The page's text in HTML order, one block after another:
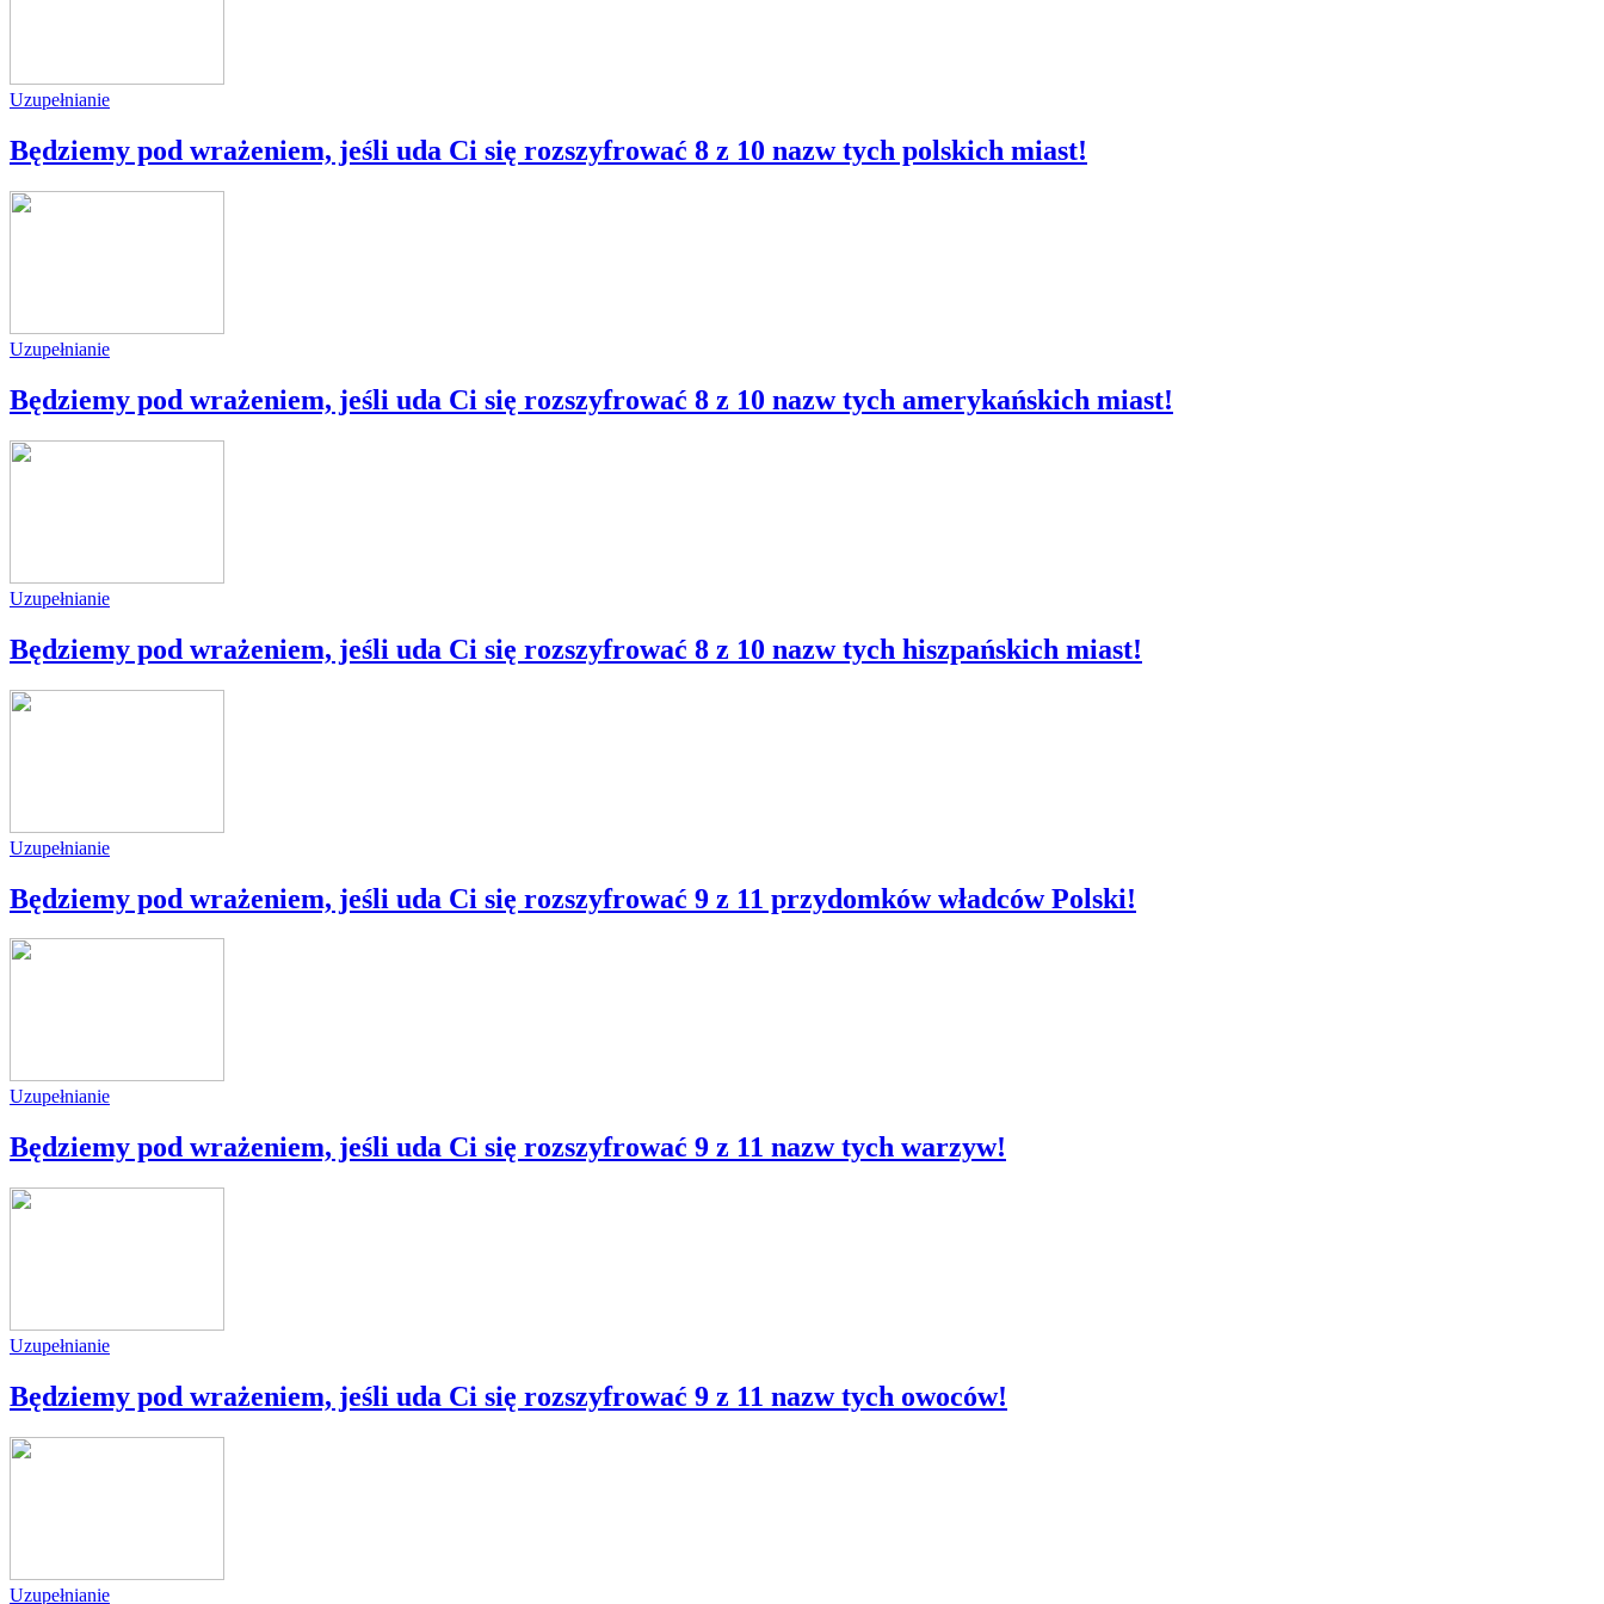
Uzupełnianie
Będziemy pod wrażeniem, jeśli uda Ci się rozszyfrować 8 z 10 nazw tych polskich miast!
Uzupełnianie
Będziemy pod wrażeniem, jeśli uda Ci się rozszyfrować 8 z 10 nazw tych amerykańskich miast!
Uzupełnianie
Będziemy pod wrażeniem, jeśli uda Ci się rozszyfrować 8 z 10 nazw tych hiszpańskich miast!
Uzupełnianie
Będziemy pod wrażeniem, jeśli uda Ci się rozszyfrować 9 z 11 przydomków władców Polski!
Uzupełnianie
Będziemy pod wrażeniem, jeśli uda Ci się rozszyfrować 9 z 11 nazw tych warzyw!
Uzupełnianie
Będziemy pod wrażeniem, jeśli uda Ci się rozszyfrować 9 z 11 nazw tych owoców!
Uzupełnianie